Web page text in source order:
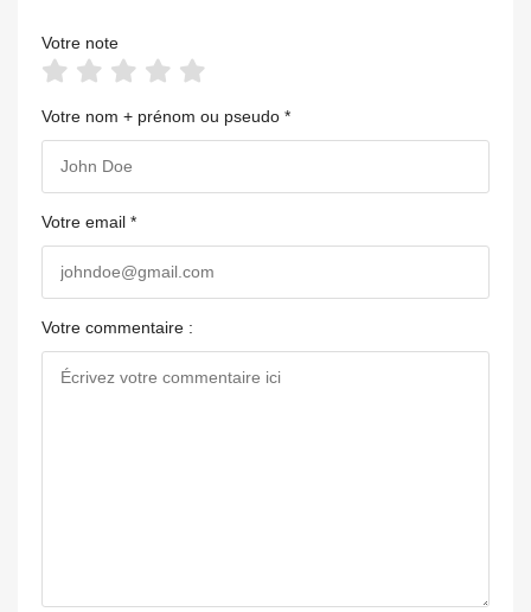
Votre note
Votre nom + prénom ou pseudo *
Votre email *
Votre commentaire :